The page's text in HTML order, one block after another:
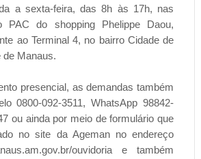
a sexta-feira, das 8h às 17h, nas
PAC do shopping Phelippe Daou,
ao Terminal 4, no bairro Cidade de
de Manaus.
presencial, as demandas também
0800-092-3511, WhatsApp 98842-
ou ainda por meio de formulário que
no site da Ageman no endereço
ouvidoria e também